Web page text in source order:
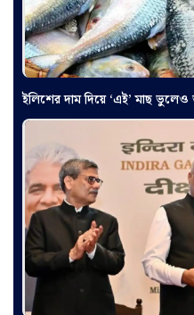
ইলিশের দাম দিয়ে ‘এই’ মাছ